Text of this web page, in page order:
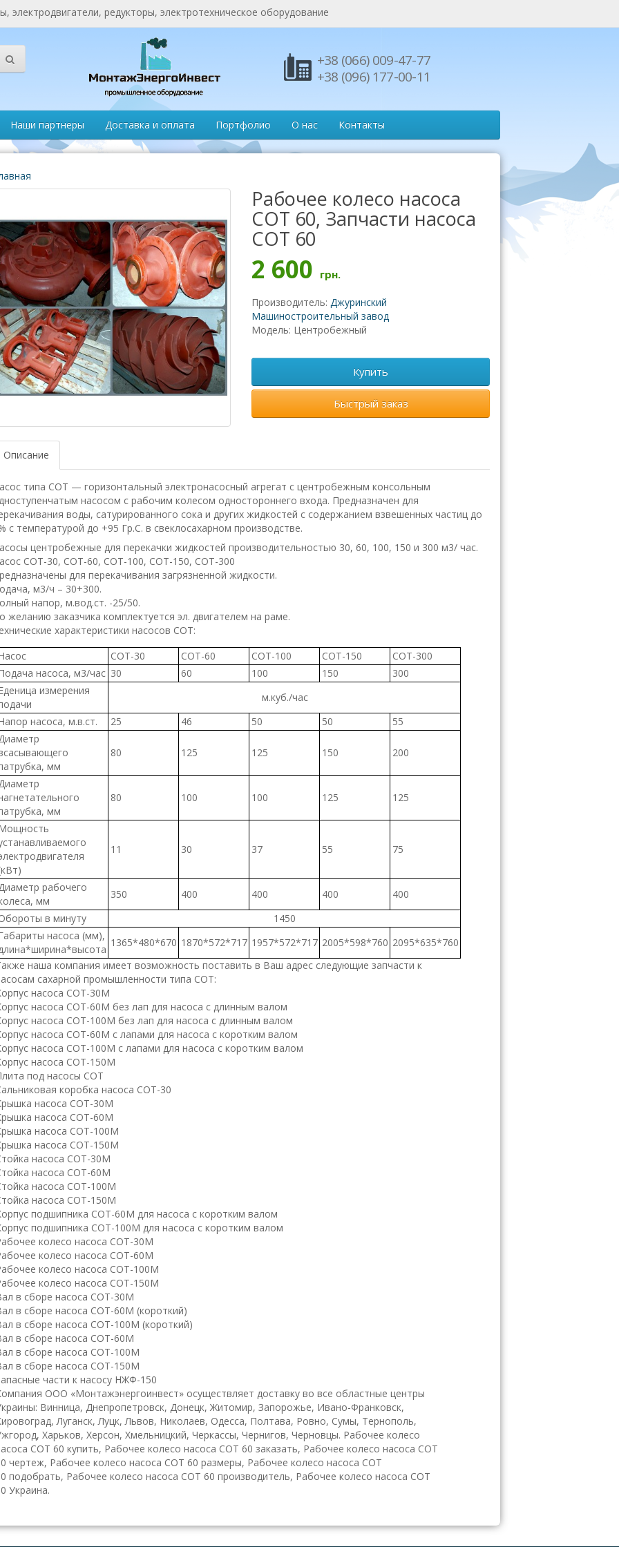
редукторы, электротехническое оборудование
+38 (066) 009-47-77
+38 (096) 177-00-11
Наши партнеры Доставка и оплата Портфолио О нас Контакты
Рабочее колесо насоса
СОТ 60, Запчасти насоса
СОТ 60
2 600 грн.
Производитель: Джуринский
Машиностроительный завод
Модель: Центробежный
Купить
Быстрый заказ
Описание
типа СОТ — горизонтальный электронасосный агрегат с центробежным консольным
насосом с рабочим колесом одностороннего входа. Предназначен для
воды, сатурированного сока и других жидкостей с содержанием взвешенных частиц до
с температурой до +95 Гр.С. в свеклосахарном производстве.
центробежные для перекачки жидкостей производительностью 30, 60, 100, 150 и 300 м3/ час.
СОТ-30, СОТ-60, СОТ-100, СОТ-150, СОТ-300
для перекачивания загрязненной жидкости.
м3/ч – 30+300.
напор, м.вод.ст. -25/50.
желанию заказчика комплектуется эл. двигателем на раме.
характеристики насосов СОТ:
СОТ-30 СОТ-60 СОТ-100 СОТ-150
СОТ-300
насоса, м3/час 30 60 100 150
300
измерения
м.куб./час
насоса, м.в.ст.
25 46 50 50
55
мм
80 125 125 150 200
мм
80 100 100 125 125
11 30 37 55 75
рабочего
мм
350 400 400 400
400
в минуту
1450
насоса (мм),
1365*480*670 1870*572*717 1957*572*717 2005*598*760 2095*635*760
наша компания имеет возможность поставить в Ваш адрес следующие запчасти к
сахарной промышленности типа СОТ:
насоса СОТ-30М
насоса СОТ-60М без лап для насоса с длинным валом
насоса СОТ-100М без лап для насоса с длинным валом
насоса СОТ-60М с лапами для насоса с коротким валом
насоса СОТ-100М с лапами для насоса с коротким валом
насоса СОТ-150М
под насосы СОТ
коробка насоса СОТ-30
насоса СОТ-30М
насоса СОТ-60М
насоса СОТ-100М
насоса СОТ-150М
насоса СОТ-30М
насоса СОТ-60М
насоса СОТ-100М
насоса СОТ-150М
подшипника СОТ-60М для насоса с коротким валом
подшипника СОТ-100М для насоса с коротким валом
колесо насоса СОТ-30М
колесо насоса СОТ-60М
колесо насоса СОТ-100М
колесо насоса СОТ-150М
в сборе насоса СОТ-30М
в сборе насоса СОТ-60М (короткий)
в сборе насоса СОТ-100М (короткий)
в сборе насоса СОТ-60М
в сборе насоса СОТ-100М
в сборе насоса СОТ-150М
части к насосу НЖФ-150
омпания ООО «Монтажэнергоинвест» осуществляет доставку во все областные центры
Винница, Днепропетровск, Донецк, Житомир, Запорожье, Ивано-Франковск,
Луганск, Луцк, Львов, Николаев, Одесса, Полтава, Ровно, Сумы, Тернополь,
Харьков, Херсон, Хмельницкий, Черкассы, Чернигов, Черновцы. Рабочее колесо
СОТ 60 купить, Рабочее колесо насоса СОТ 60 заказать, Рабочее колесо насоса СОТ
чертеж, Рабочее колесо насоса СОТ 60 размеры, Рабочее колесо насоса СОТ
подобрать, Рабочее колесо насоса СОТ 60 производитель, Рабочее колесо насоса СОТ
Украина.